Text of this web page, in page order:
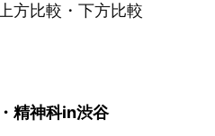
方比較・下方比較
精神科in渋谷